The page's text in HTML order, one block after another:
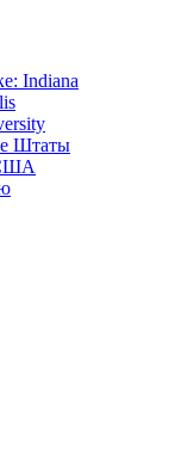
Indiana
Штаты
США